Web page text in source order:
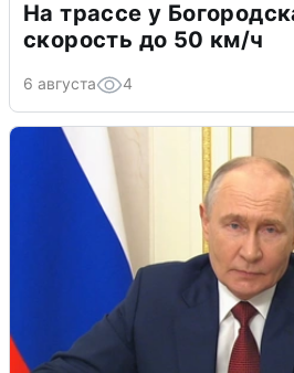
На трассе у
скорость до 50 км/ч
6 августа 4